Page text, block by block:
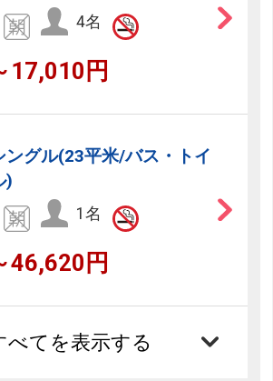
4名
17,010円
グル(23平米/バス・トイ
)
1名
46,620円
べてを表示する